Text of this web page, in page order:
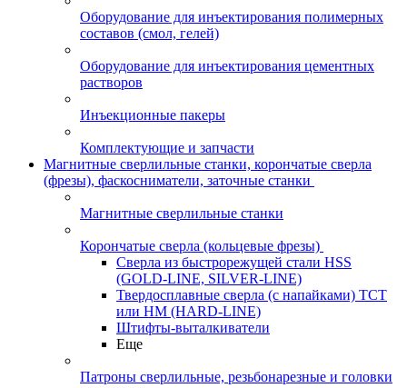
Оборудование для инъектирования полимерных
составов (смол, гелей)
Оборудование для инъектирования цементных
растворов
Инъекционные пакеры
Комплектующие и запчасти
Магнитные сверлильные станки, корончатые сверла
(фрезы), фаскосниматели, заточные станки
Магнитные сверлильные станки
Корончатые сверла (кольцевые фрезы)
Сверла из быстрорежущей стали HSS
(GOLD-LINE, SILVER-LINE)
Твердосплавные сверла (с напайками) ТСТ
или HM (HARD-LINE)
Штифты-выталкиватели
Еще
Патроны сверлильные, резьбонарезные и головки